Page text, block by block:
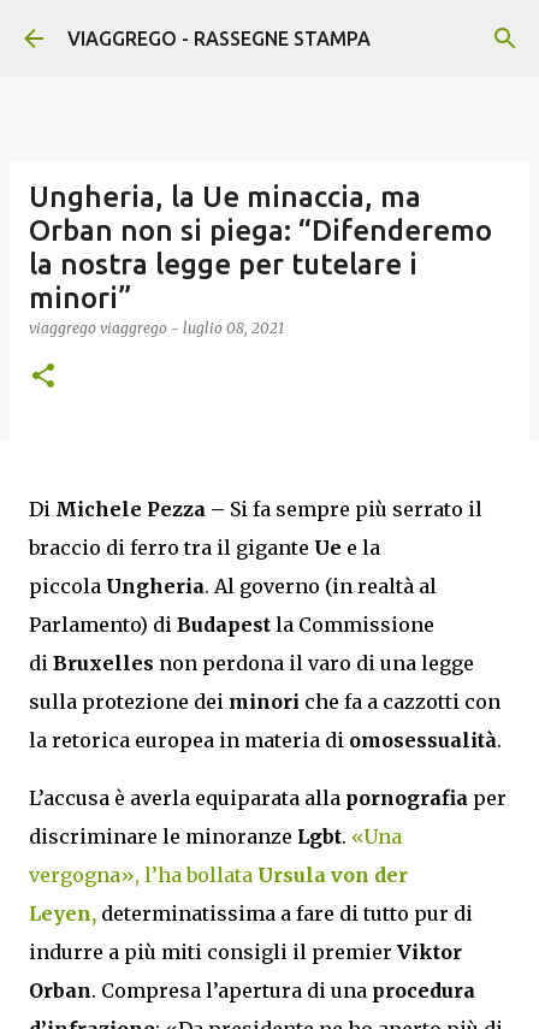
Passa ai contenuti principali
VIAGGREGO - RASSEGNE STAMPA
Ungheria, la Ue minaccia, ma
Orban non si piega: “Difenderemo
la nostra legge per tutelare i
minori”
viaggrego viaggrego - luglio 08, 2021
Di Michele Pezza – Si fa sempre più serrato il
braccio di ferro tra il gigante Ue e la
piccola Ungheria. Al governo (in realtà al
Parlamento) di Budapest la Commissione
di Bruxelles non perdona il varo di una legge
sulla protezione dei minori che fa a cazzotti con
la retorica europea in materia di omosessualità.
L’accusa è averla equiparata alla pornografia per
discriminare le minoranze Lgbt. «Una
vergogna», l’ha bollata Ursula von der
Leyen, determinatissima a fare di tutto pur di
indurre a più miti consigli il premier Viktor
Orban. Compresa l’apertura di una procedura